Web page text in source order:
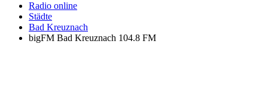
Radio online
Städte
Bad Kreuznach
bigFM Bad Kreuznach 104.8 FM